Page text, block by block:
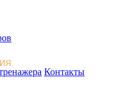
Контакты